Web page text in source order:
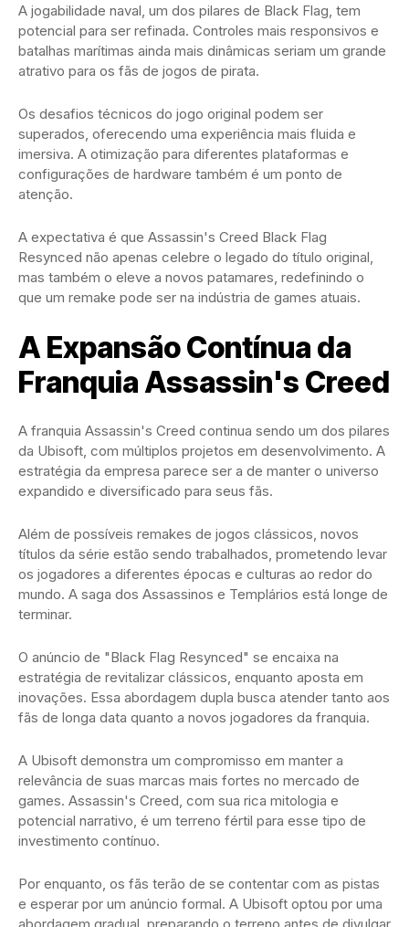
A jogabilidade naval, um dos pilares de Black Flag, tem
potencial para ser refinada. Controles mais responsivos e
batalhas marítimas ainda mais dinâmicas seriam um grande
atrativo para os fãs de jogos de pirata.
Os desafios técnicos do jogo original podem ser
superados, oferecendo uma experiência mais fluida e
imersiva. A otimização para diferentes plataformas e
configurações de hardware também é um ponto de
atenção.
A expectativa é que Assassin's Creed Black Flag
Resynced não apenas celebre o legado do título original,
mas também o eleve a novos patamares, redefinindo o
que um remake pode ser na indústria de games atuais.
A Expansão Contínua da
Franquia Assassin's Creed
A franquia Assassin's Creed continua sendo um dos pilares
da Ubisoft, com múltiplos projetos em desenvolvimento. A
estratégia da empresa parece ser a de manter o universo
expandido e diversificado para seus fãs.
Além de possíveis remakes de jogos clássicos, novos
títulos da série estão sendo trabalhados, prometendo levar
os jogadores a diferentes épocas e culturas ao redor do
mundo. A saga dos Assassinos e Templários está longe de
terminar.
O anúncio de "Black Flag Resynced" se encaixa na
estratégia de revitalizar clássicos, enquanto aposta em
inovações. Essa abordagem dupla busca atender tanto aos
fãs de longa data quanto a novos jogadores da franquia.
A Ubisoft demonstra um compromisso em manter a
relevância de suas marcas mais fortes no mercado de
games. Assassin's Creed, com sua rica mitologia e
potencial narrativo, é um terreno fértil para esse tipo de
investimento contínuo.
Por enquanto, os fãs terão de se contentar com as pistas
e esperar por um anúncio formal. A Ubisoft optou por uma